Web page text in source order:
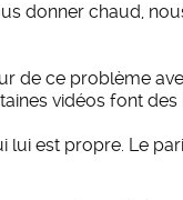
donner chaud,
de ce problème
vidéos font
est propre. Le